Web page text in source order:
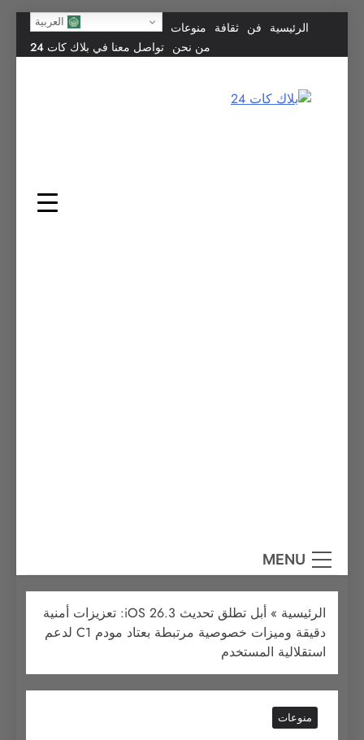
content
الرئيسية فن ثقافة منوعات العربية
من نحن تواصل معنا في بلاك كات 24
MENU
الرئيسية »
أبل تطلق تحديث iOS 26.3: تعزيزات أمنية
دقيقة وميزات خصوصية مرتبطة بعتاد مودم C1 لدعم
استقلالية المستخدم
منوعات